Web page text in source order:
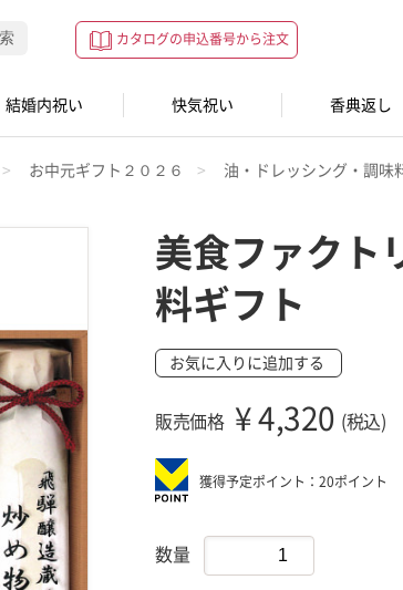
カタログの申込番号から注文
結婚内祝い 快気祝い 香典返し
お中元ギフト２０２６ 油・ドレッシング・調味
美食ファク
料ギフト
お気に入りに追加する
販売価格 ¥ 4,320 (税込)
獲得予定ポイント：20ポイント
数量